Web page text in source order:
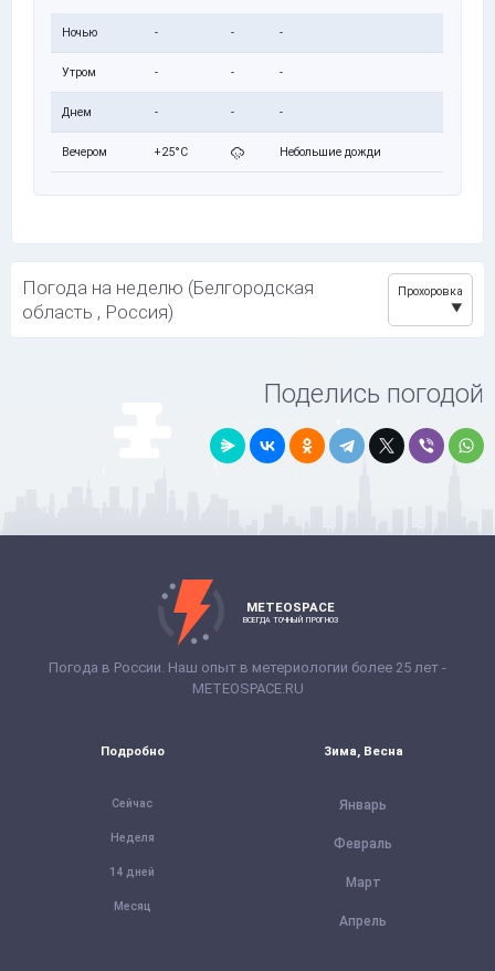
Ночью - - -
Утром - - -
Днем - - -
Вечером +25°C Небольшие дожди
Погода на неделю (Белгородская
область , Россия)
Прохоровка
Поделись погодой
METEOSPACE
ВСЕГДА ТОЧНЫЙ ПРОГНОЗ
Погода в России. Наш опыт в метериологии более 25 лет -
METEOSPACE.RU
Подробно
Сейчас
Неделя
14 дней
Месяц
Зима, Весна
Январь
Февраль
Март
Апрель